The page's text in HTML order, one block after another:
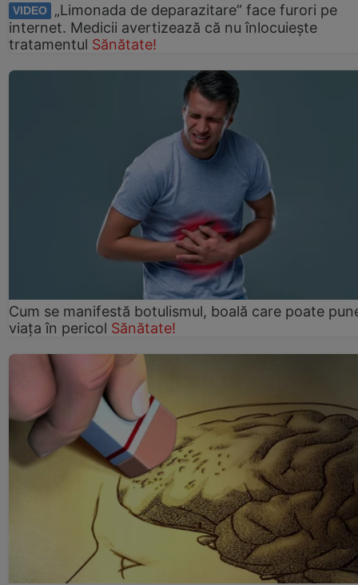
VIDEO
„Limonada de deparazitare” face furori pe
internet. Medicii avertizează că nu înlocuiește
tratamentul Sănătate!
Cum se manifestă botulismul, boală care poate
viaţa în pericol Sănătate!